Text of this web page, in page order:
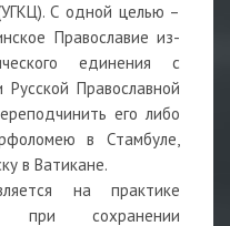
С одной целью –
Православие из-
единения с
Православной
его либо
в Стамбуле,
в Ватикане.
на практике
при сохранении